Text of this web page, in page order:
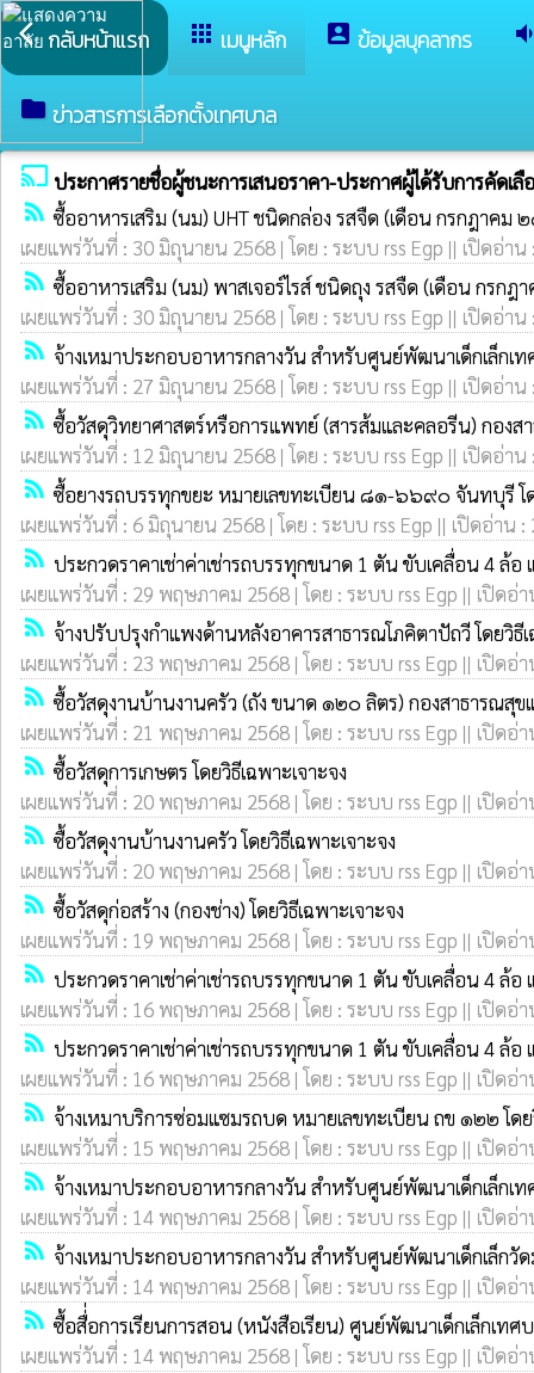
arrow_back_ios กลับหน้าแรก apps เมนูหลัก account_box ข้อมูลบุคลากร
folder ข่าวสารการเลือกตั้งเทศบาล
cast ประกาศรายชื่อผู้ชนะการเสนอราคา-ประกาศผู้ได้รับการคัดเลื
rss_feed ซื้ออาหารเสริม (นม) UHT ชนิดกล่อง รสจืด (เดือน กรกฎาค
เผยแพร่วันที่ : 30 มิถุนายน 2568 | โดย : ระบบ rss Egp || เปิดอ่าน
rss_feed ซื้ออาหารเสริม (นม) พาสเจอร์ไรส์ ชนิดถุง รสจืด (เดือน กร
เผยแพร่วันที่ : 30 มิถุนายน 2568 | โดย : ระบบ rss Egp || เปิดอ่าน
rss_feed จ้างเหมาประกอบอาหารกลางวัน สำหรับศูนย์พัฒนาเด็กเล็กเ
เผยแพร่วันที่ : 27 มิถุนายน 2568 | โดย : ระบบ rss Egp || เปิดอ่าน
rss_feed ซื้อวัสดุวิทยาศาสตร์หรือการแพทย์ (สารส้มและคลอรีน) กองสา
เผยแพร่วันที่ : 12 มิถุนายน 2568 | โดย : ระบบ rss Egp || เปิดอ่าน
rss_feed ซื้อยางรถบรรทุกขยะ หมายเลขทะเบียน ๘๑-๖๖๙๐ จันทบุรี โด
เผยแพร่วันที่ : 6 มิถุนายน 2568 | โดย : ระบบ rss Egp || เปิดอ่าน :
rss_feed ประกวดราคาเช่าค่าเช่ารถบรรทุกขนาด 1 ตัน ขับเคลื่อน 4
เผยแพร่วันที่ : 29 พฤษภาคม 2568 | โดย : ระบบ rss Egp || เปิดอ่
rss_feed จ้างปรับปรุงกำแพงด้านหลังอาคารสาธารณโภคิตาปัถวี โดยวิธีเ
เผยแพร่วันที่ : 23 พฤษภาคม 2568 | โดย : ระบบ rss Egp || เปิดอ่
rss_feed ซื้อวัสดุงานบ้านงานครัว (ถัง ขนาด ๑๒๐ ลิตร) กองสาธารณสุข
เผยแพร่วันที่ : 21 พฤษภาคม 2568 | โดย : ระบบ rss Egp || เปิดอ่
rss_feed ซื้อวัสดุการเกษตร โดยวิธีเฉพาะเจาะจง
เผยแพร่วันที่ : 20 พฤษภาคม 2568 | โดย : ระบบ rss Egp || เปิดอ่
rss_feed ซื้อวัสดุงานบ้านงานครัว โดยวิธีเฉพาะเจาะจง
เผยแพร่วันที่ : 20 พฤษภาคม 2568 | โดย : ระบบ rss Egp || เปิดอ่
rss_feed ซื้อวัสดุก่อสร้าง (กองช่าง) โดยวิธีเฉพาะเจาะจง
เผยแพร่วันที่ : 19 พฤษภาคม 2568 | โดย : ระบบ rss Egp || เปิดอ่
rss_feed ประกวดราคาเช่าค่าเช่ารถบรรทุกขนาด 1 ตัน ขับเคลื่อน 4 ล้
เผยแพร่วันที่ : 16 พฤษภาคม 2568 | โดย : ระบบ rss Egp || เปิดอ่
rss_feed ประกวดราคาเช่าค่าเช่ารถบรรทุกขนาด 1 ตัน ขับเคลื่อน 4 ล้
เผยแพร่วันที่ : 16 พฤษภาคม 2568 | โดย : ระบบ rss Egp || เปิดอ่
rss_feed จ้างเหมาบริการซ่อมแซมรถบด หมายเลขทะเบียน ถข ๑๒๒ โดย
เผยแพร่วันที่ : 15 พฤษภาคม 2568 | โดย : ระบบ rss Egp || เปิดอ่
rss_feed จ้างเหมาประกอบอาหารกลางวัน สำหรับศูนย์พัฒนาเด็กเล็ก
เผยแพร่วันที่ : 14 พฤษภาคม 2568 | โดย : ระบบ rss Egp || เปิดอ่
rss_feed จ้างเหมาประกอบอาหารกลางวัน สำหรับศูนย์พัฒนาเด็กเล็กวั
เผยแพร่วันที่ : 14 พฤษภาคม 2568 | โดย : ระบบ rss Egp || เปิดอ่
rss_feed ซื้อสื่่อการเรียนการสอน (หนังสือเรียน) ศูนย์พัฒนาเด็กเล็กเทศ
เผยแพร่วันที่ : 14 พฤษภาคม 2568 | โดย : ระบบ rss Egp || เปิดอ่